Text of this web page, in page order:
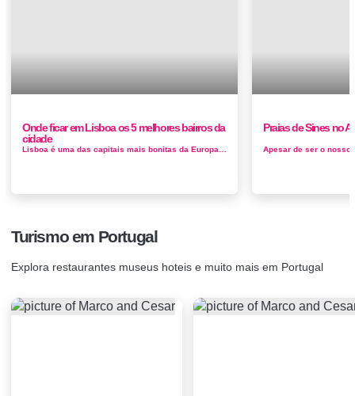
Onde ficar em Lisboa os 5 melhores bairros da
cidade
Praias de Sines no
Turismo em Portugal
Explora restaurantes museus hoteis e muito mais em Portugal